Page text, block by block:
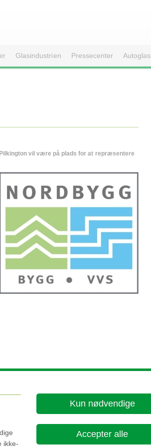
Glasindustrien Pressecenter Autoglas
vil være på plads for at repræsentere
ikke-
Kun nødvendige
Accepter alle